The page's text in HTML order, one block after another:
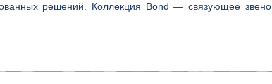
решений. Коллекция Bond — связующее звено